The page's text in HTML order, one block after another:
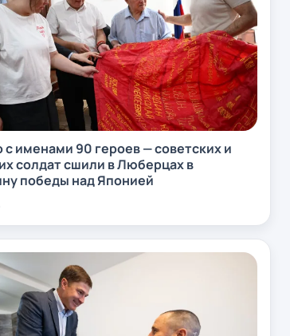
с именами 90 героев — советских и
солдат сшили в Люберцах в
победы над Японией